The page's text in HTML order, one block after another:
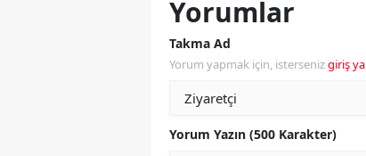
Yorumlar
Takma Ad
Yorum yapmak için, istersenizgiriş
Yorum Yazın (500 Karakter)